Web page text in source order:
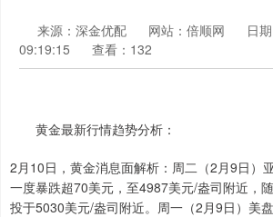
来源：深金优配 网站：倍顺网
日
09:19:15
查看：132
黄金最新行情趋势分析：
2月10日，黄金消息面解析：周二（2月9日）
一度暴跌超70美元，至4987美元/盎司附近，
投于5030美元/盎司附近。周一（2月9日）美